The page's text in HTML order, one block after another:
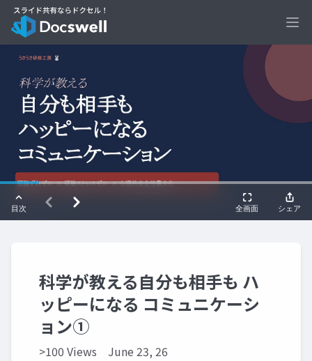
科学が教える自分も相手も ハ
ッピーになる コミュニケーシ
ョン①
>100 Views June 23, 26